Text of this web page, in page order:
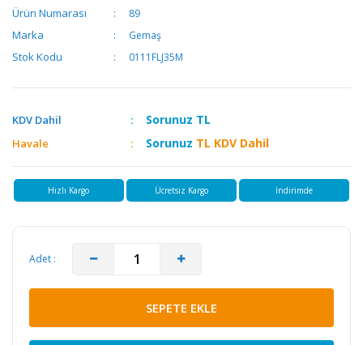
Ürün Numarası 89
Marka Gemaş
Stok Kodu 0111FLJ35M
KDV Dahil Sorunuz TL
Havale Sorunuz TL KDV Dahil
Hızlı Kargo Ücretsiz Kargo İndirimde
Adet :
SEPETE EKLE